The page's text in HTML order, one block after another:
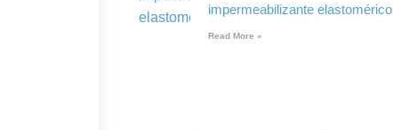
impermeabilizante elastomérico
Read More »